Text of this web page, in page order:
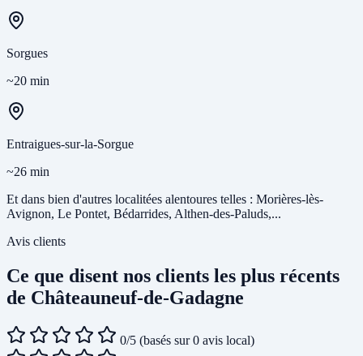
Sorgues
~20 min
Entraigues-sur-la-Sorgue
~26 min
Et dans bien d'autres localitées alentoures telles : Morières-lès-
Avignon, Le Pontet, Bédarrides, Althen-des-Paluds,...
Avis clients
Ce que disent nos clients les plus récents
de Châteauneuf-de-Gadagne
0/5 (basés sur 0 avis local)